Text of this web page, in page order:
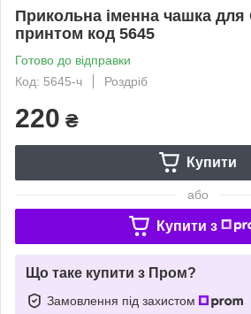
Прикольна іменна чашка для
принтом код 5645
Готово до відправки
Код: 5645-ч
Роздріб
220 ₴
Купити
або
Купити з
Що таке купити з Пром?
Замовлення під захистом